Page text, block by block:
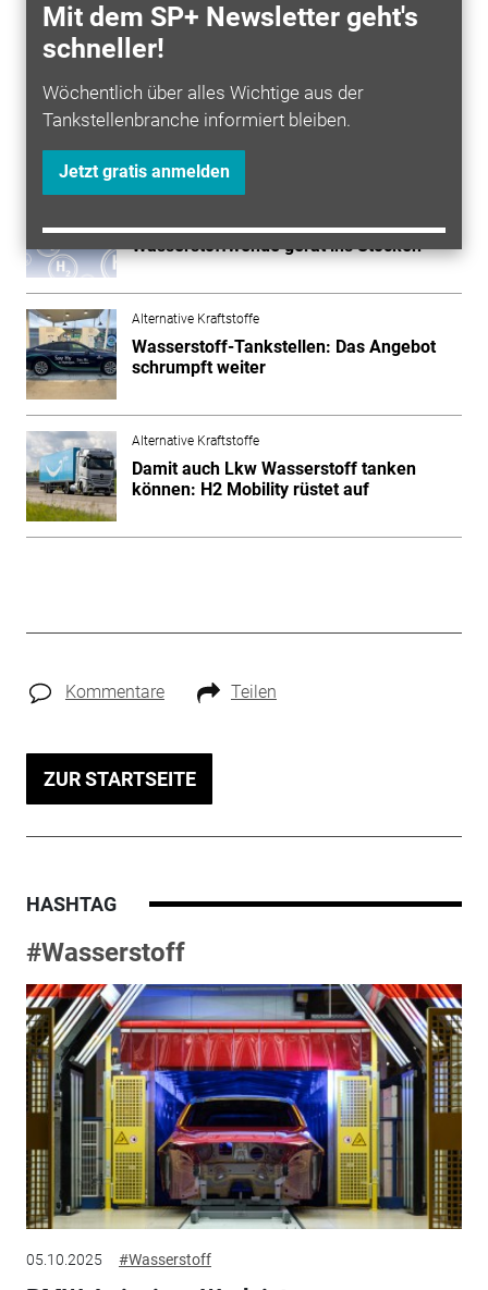
Mit dem SP+ Newsletter geht's
schneller!
Wöchentlich über alles Wichtige aus der
Tankstellenbranche informiert bleiben.
Jetzt gratis anmelden
Stadtverkehr gefahren, sondern von Erntemaschinen,
Großbaggern, 40-Tonnern und Hightech-
Rennfahrzeugen.
Alternative Kraftstoffe
Vorstellung und Realität: Die
Wasserstoffwende ­gerät ins Stocken
Alternative Kraftstoffe
Wasserstoff-Tankstellen: Das Angebot
schrumpft weiter
Alternative Kraftstoffe
Damit auch Lkw Wasserstoff tanken
können: H2 Mobility rüstet auf
Kommentare Teilen
ZUR STARTSEITE
HASHTAG
#Wasserstoff
05.10.2025 #Wasserstoff